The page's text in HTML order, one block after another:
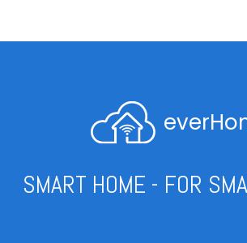
SMART HOME - FOR